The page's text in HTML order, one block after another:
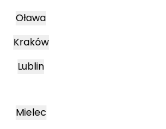
Oława
Kraków
Lublin
Mielec